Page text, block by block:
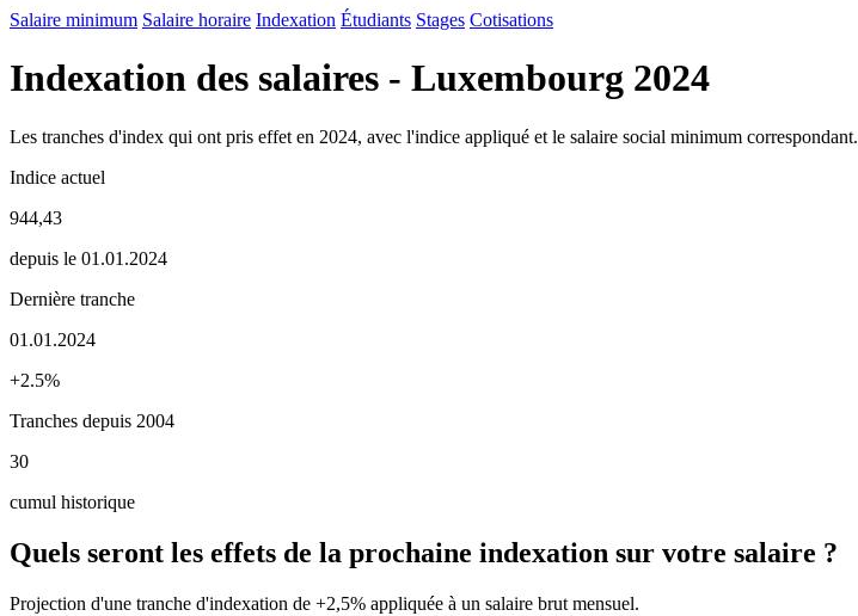
Salaire minimum Salaire horaire Indexation Étudiants Stages Cotisations
Indexation des salaires - Luxembourg 2024
Les tranches d'index qui ont pris effet en 2024, avec l'indice appliqué et le salaire social minimum correspondant.
Indice actuel
944,43
depuis le 01.01.2024
Dernière tranche
01.01.2024
+2.5%
Tranches depuis 2004
30
cumul historique
Quels seront les effets de la prochaine indexation sur votre salaire ?
Projection d'une tranche d'indexation de +2,5% appliquée à un salaire brut mensuel.